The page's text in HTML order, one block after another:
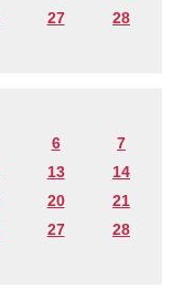
27
28
6
7
13
14
20
21
27
28